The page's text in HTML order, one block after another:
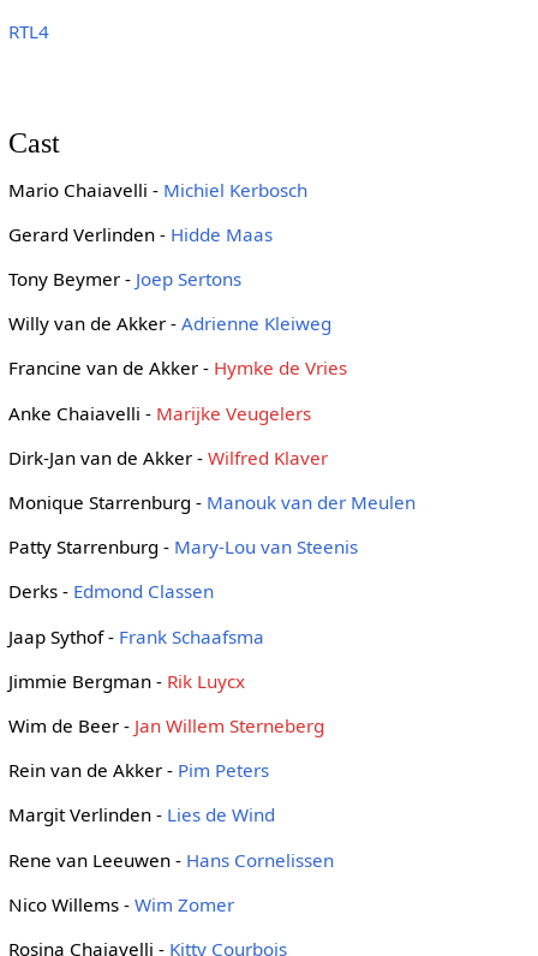
RTL4
Cast
Mario Chaiavelli - Michiel Kerbosch
Gerard Verlinden - Hidde Maas
Tony Beymer - Joep Sertons
Willy van de Akker - Adrienne Kleiweg
Francine van de Akker - Hymke de Vries
Anke Chaiavelli - Marijke Veugelers
Dirk-Jan van de Akker - Wilfred Klaver
Monique Starrenburg - Manouk van der Meulen
Patty Starrenburg - Mary-Lou van Steenis
Derks - Edmond Classen
Jaap Sythof - Frank Schaafsma
Jimmie Bergman - Rik Luycx
Wim de Beer - Jan Willem Sterneberg
Rein van de Akker - Pim Peters
Margit Verlinden - Lies de Wind
Rene van Leeuwen - Hans Cornelissen
Nico Willems - Wim Zomer
Rosina Chaiavelli - Kitty Courbois